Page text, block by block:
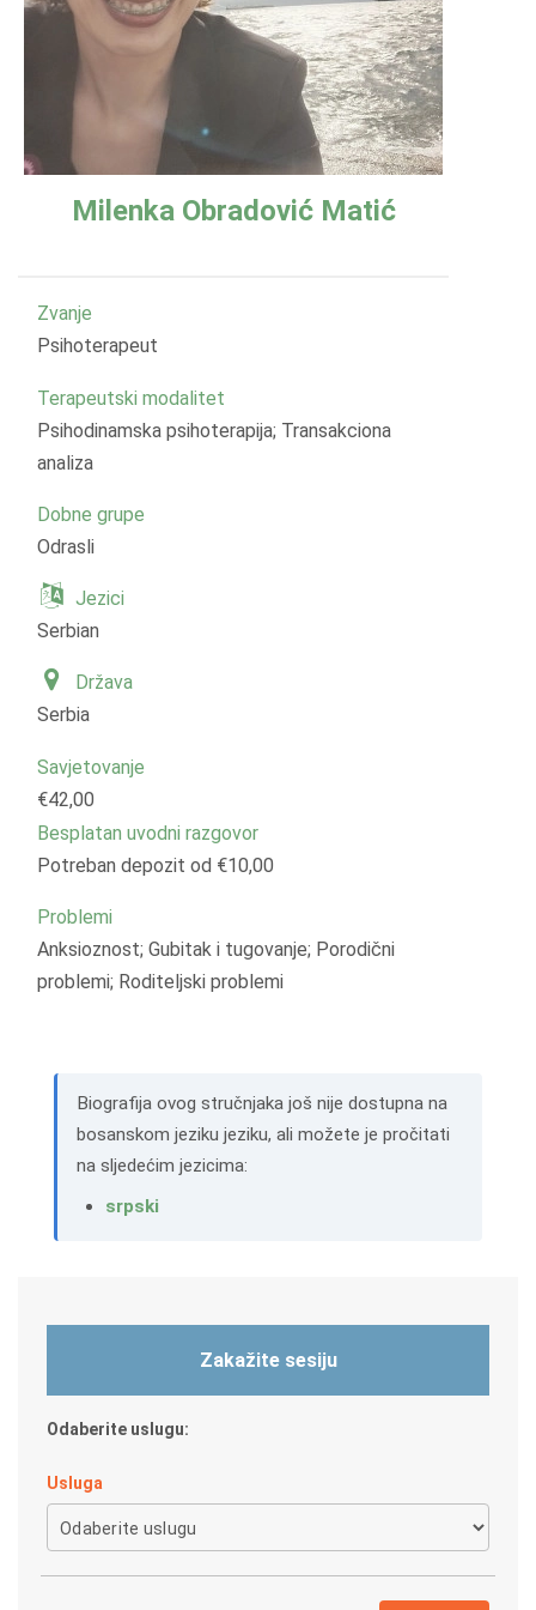
Milenka Obradović Matić
Zvanje
Psihoterapeut
Terapeutski modalitet
Psihodinamska psihoterapija; Transakciona
analiza
Dobne grupe
Odrasli
Jezici
Serbian
Država
Serbia
Savjetovanje
€42,00
Besplatan uvodni razgovor
Potreban depozit od €10,00
Problemi
Anksioznost; Gubitak i tugovanje; Porodični
problemi; Roditeljski problemi
Biografija ovog stručnjaka još nije dostupna na
bosanskom jeziku jeziku, ali možete je pročitati
na sljedećim jezicima:
srpski
Zakažite sesiju
Odaberite uslugu:
Usluga